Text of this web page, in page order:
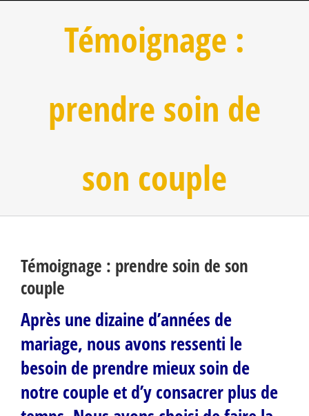
Témoignage :
prendre soin de
son couple
Témoignage : prendre soin de son
couple
Après une dizaine d’années de
mariage, nous avons ressenti le
besoin de prendre mieux soin de
notre couple et d’y consacrer plus de